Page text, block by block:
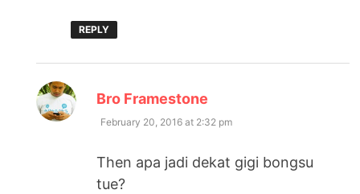
REPLY
Bro Framestone
February 20, 2016 at 2:32 pm
Then apa jadi dekat gigi bongsu
tue?